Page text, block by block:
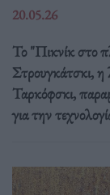
20.05.26
Το "Πικνίκ στο
Στρουγκάτσκι, η
Ταρκόφσκι,
για την